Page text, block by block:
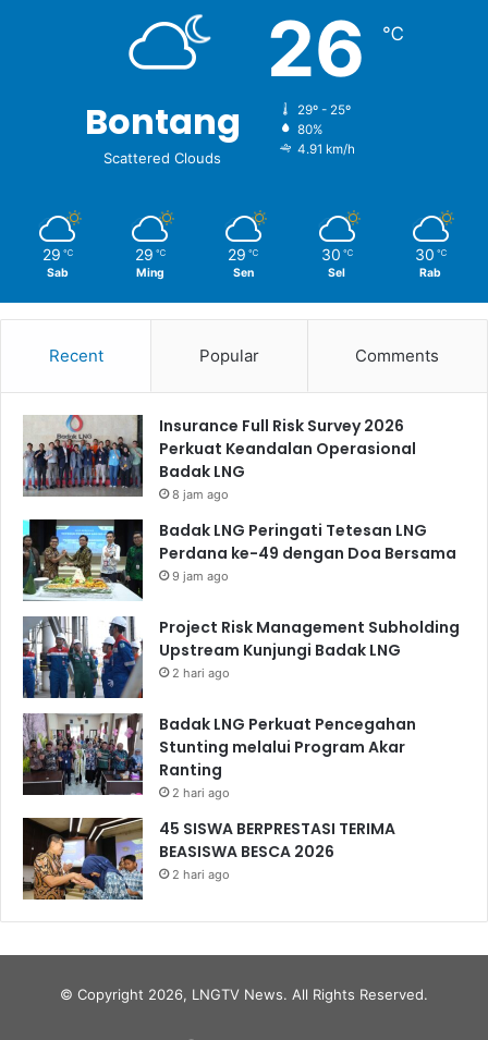
Bontang
Scattered Clouds
26 ℃
29º - 25º
80%
4.91 km/h
29 ℃
Sab
29 ℃
Ming
29 ℃
Sen
30 ℃
Sel
30 ℃
Rab
Recent Popular Comments
Insurance Full Risk Survey 2026
Perkuat Keandalan Operasional
Badak LNG
8 jam ago
Badak LNG Peringati Tetesan LNG
Perdana ke-49 dengan Doa Bersama
9 jam ago
Project Risk Management Subholding
Upstream Kunjungi Badak LNG
2 hari ago
Badak LNG Perkuat Pencegahan
Stunting melalui Program Akar
Ranting
2 hari ago
45 SISWA BERPRESTASI TERIMA
BEASISWA BESCA 2026
2 hari ago
© Copyright 2026, LNGTV News. All Rights Reserved.